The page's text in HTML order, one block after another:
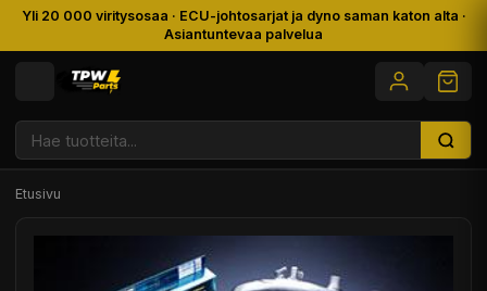
Yli 20 000 viritysosaa · ECU-johtosarjat ja dyno saman katon alta ·
Asiantuntevaa palvelua
Etusivu